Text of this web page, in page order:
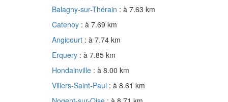
Balagny-sur-Thérain : à 7.63 km
Catenoy : à 7.69 km
Angicourt : à 7.74 km
Erquery : à 7.85 km
Hondainville : à 8.00 km
Villers-Saint-Paul : à 8.61 km